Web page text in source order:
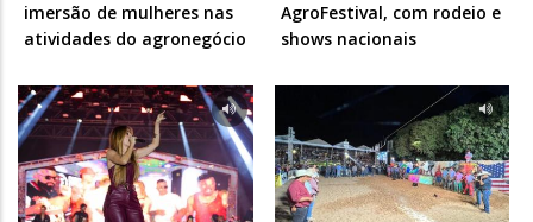
imersão de mulheres nas
atividades do agronegócio
AgroFestival, com rodeio e
shows nacionais